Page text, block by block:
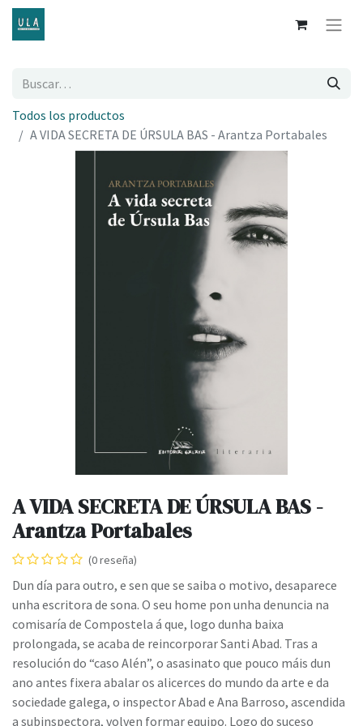
Todos los productos
A VIDA SECRETA DE ÚRSULA BAS - Arantza Portabales
A VIDA SECRETA DE ÚRSULA BAS -
Arantza Portabales
(0 reseña)
Dun día para outro, e sen que se saiba o motivo, desaparece
unha escritora de sona. O seu home pon unha denuncia na
comisaría de Compostela á que, logo dunha baixa
prolongada, se acaba de reincorporar Santi Abad. Tras a
resolución do “caso Alén”, o asasinato que pouco máis dun
ano antes fixera abalar os alicerces do mundo da arte e da
sociedade galega, o inspector Abad e Ana Barroso, ascendida
a subinspectora, volven formar equipo. Logo do suceso